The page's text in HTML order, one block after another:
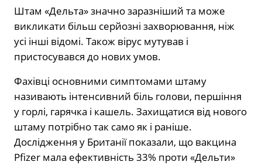
Штам «Дельта» значно заразніший та може
викликати більш серйозні захворювання, ніж
усі інші відомі. Також вірус мутував і
пристосувався до нових умов.
Фахівці основними симптомами штаму
називають інтенсивний біль голови, першіння
у горлі, гарячка і кашель. Захищатися від нового
штаму потрібно так само як і раніше.
Дослідження у Британії показали, що вакцина
Pfizer мала ефективність 33% проти «Дельти»